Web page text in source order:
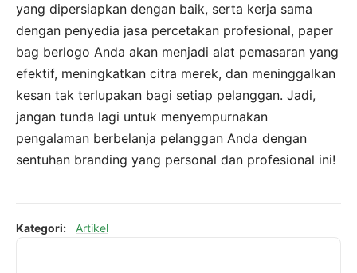
yang dipersiapkan dengan baik, serta kerja sama
dengan penyedia jasa percetakan profesional, paper
bag berlogo Anda akan menjadi alat pemasaran yang
efektif, meningkatkan citra merek, dan meninggalkan
kesan tak terlupakan bagi setiap pelanggan. Jadi,
jangan tunda lagi untuk menyempurnakan
pengalaman berbelanja pelanggan Anda dengan
sentuhan branding yang personal dan profesional ini!
Kategori: Artikel